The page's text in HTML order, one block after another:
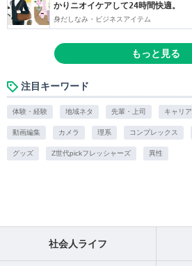
かりニオイケアして24時間快適。
身だしなみ・ビジネスアイテム
もっと見る
注目キーワード
体験・経験 地域ネタ 先輩・上司 キャリア
動画編集 カメラ 理系 コンプレックス
グッズ Z世代pickフレッシャーズ 異性
社会人ライフ